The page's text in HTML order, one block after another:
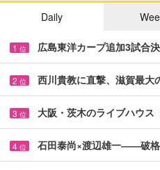
Daily
1 位 広島東洋カープ追加3試
2 位 西川貴教に直撃、滋賀最
3 位 大阪・茨木のライブハウ
4 位 石田泰尚×渡辺雄一――破